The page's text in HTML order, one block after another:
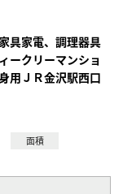
具家電、調理器具
ークリーマンショ
用ＪＲ金沢駅西口
面積